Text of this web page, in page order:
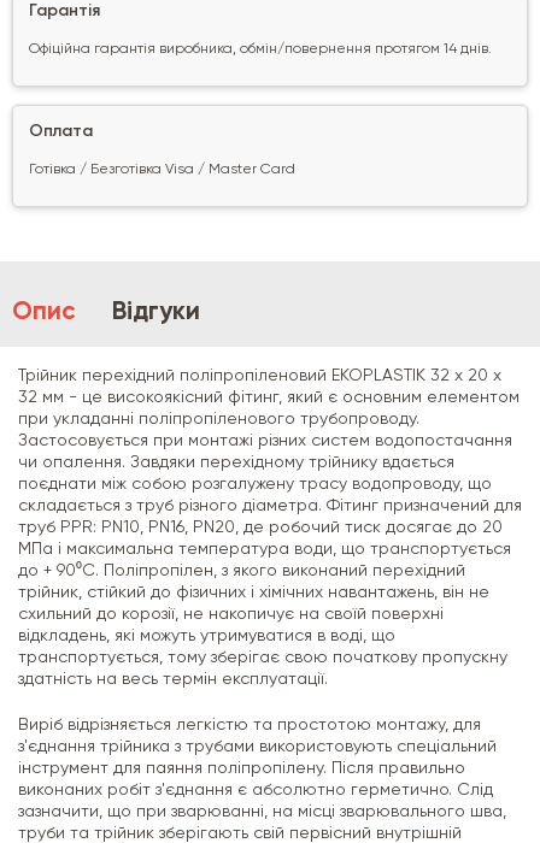
Гарантія
Офіційна гарантія виробника, обмін/повернення протягом 14 днів.
Оплата
Готівка / Безготівка Visa / Master Card
Опис Відгуки
Трійник перехідний поліпропіленовий EKOPLASTIK 32 х 20 х
32 мм - це високоякісний фітинг, який є основним елементом
при укладанні поліпропіленового трубопроводу.
Застосовується при монтажі різних систем водопостачання
чи опалення. Завдяки перехідному трійнику вдається
поєднати між собою розгалужену трасу водопроводу, що
складається з труб різного діаметра. Фітинг призначений для
труб PPR: PN10, PN16, PN20, де робочий тиск досягає до 20
МПа і максимальна температура води, що транспортується
до + 90⁰С. Поліпропілен, з якого виконаний перехідний
трійник, стійкий до фізичних і хімічних навантажень, він не
схильний до корозії, не накопичує на своїй поверхні
відкладень, які можуть утримуватися в воді, що
транспортується, тому зберігає свою початкову пропускну
здатність на весь термін експлуатації.
Виріб відрізняється легкістю та простотою монтажу, для
з'єднання трійника з трубами використовують спеціальний
інструмент для паяння поліпропілену. Після правильно
виконаних робіт з'єднання є абсолютно герметично. Слід
зазначити, що при зварюванні, на місці зварювального шва,
труби та трійник зберігають свій первісний внутрішній